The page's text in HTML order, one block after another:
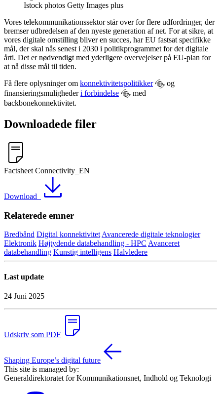
Istock photos Getty Images plus
Vores telekommunikationssektor står over for flere udfordringer, der
bremser udbredelsen af den nyeste generation af net. For at sikre, at
vores digitale omstilling bliver en succes, har EU fastsat specifikke
mål, der skal nås senest i 2030 i politikprogrammet for det digitale
årti. Det er nødvendigt med yderligere overvejelser på EU-plan for
at nå disse mål til tiden.
Få flere oplysninger om konnektivitetspolitikker
og
finansieringsmulighederi forbindelse
med
backbonekonnektivitet.
Downloadede filer
Factsheet Connectivity_EN
Download
Relaterede emner
Bredbånd Digital konnektivitetAvancerede digitale teknologier
Elektronik Højtydende databehandling - HPC Avanceret
databehandling Kunstig intelligens Halvledere
Last update
24 Juni 2025
Udskriv som PDF
Shaping Europe’s digital future
This site is managed by:
Generaldirektoratet for Kommunikationsnet, Indhold og Teknologi